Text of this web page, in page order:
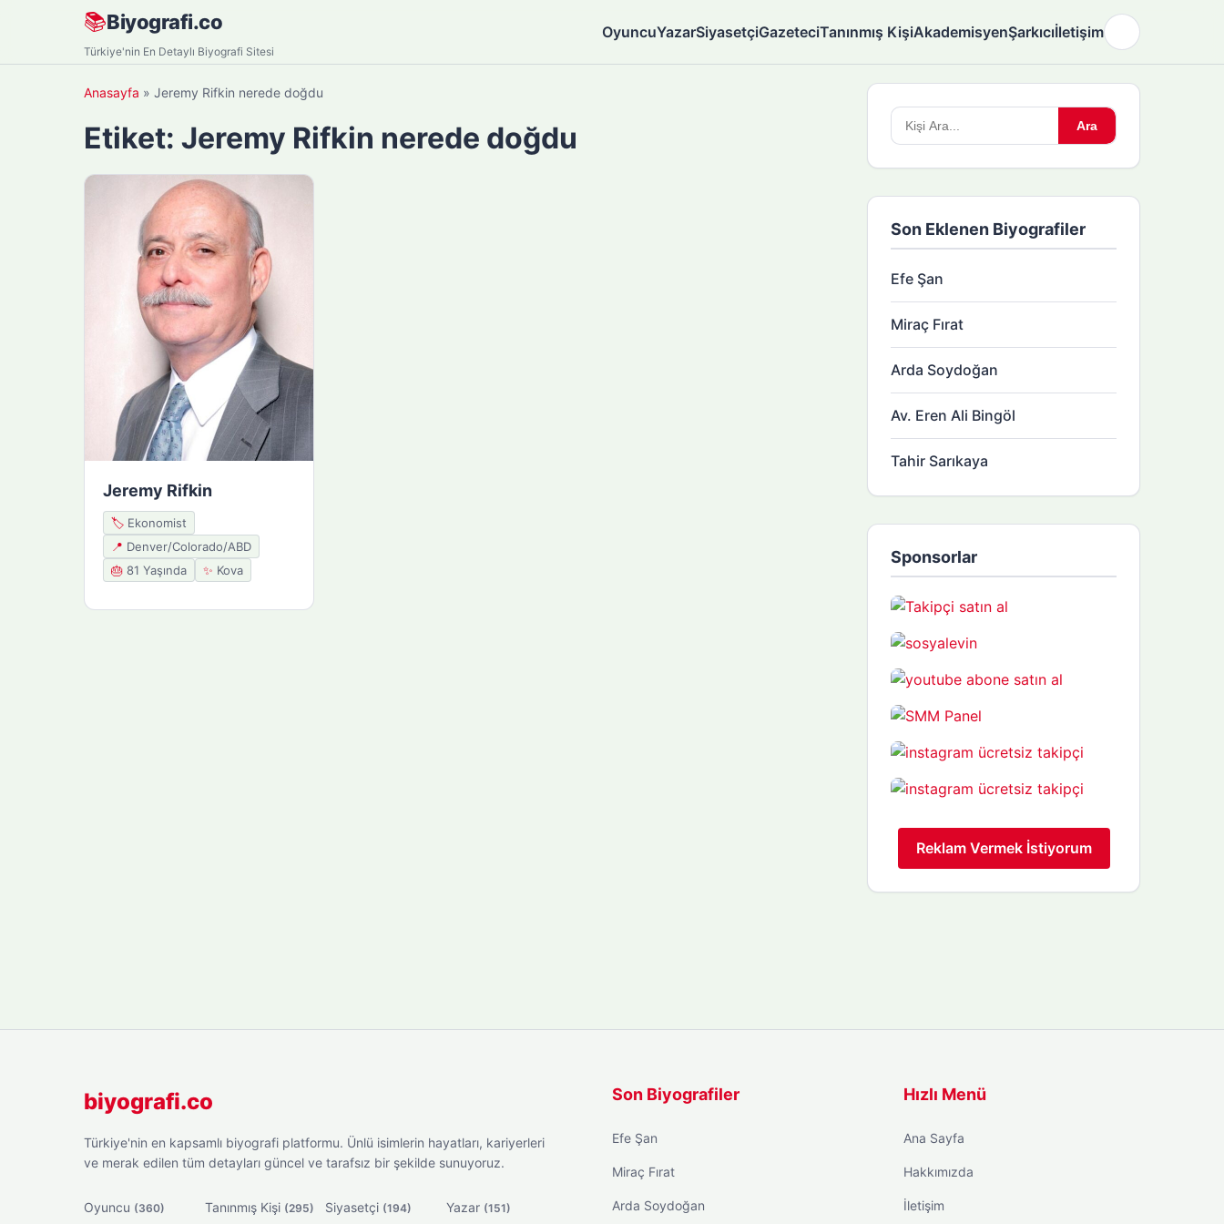
📚Biyografi.co
Türkiye'nin En Detaylı Biyografi Sitesi
OyuncuYazarSiyasetçiGazeteciTanınmış KişiAkademisyenŞarkıcıİletişim
Anasayfa » Jeremy Rifkin nerede doğdu
Etiket: Jeremy Rifkin nerede doğdu
Jeremy Rifkin
🏷️ Ekonomist
📍 Denver/Colorado/ABD
🎂 81 Yaşında ✨ Kova
Arama
yapın:
Ara
Son Eklenen Biyografiler
Efe Şan
Miraç Fırat
Arda Soydoğan
Av. Eren Ali Bingöl
Tahir Sarıkaya
Sponsorlar
Reklam Vermek İstiyorum
biyografi.co
Türkiye'nin en kapsamlı biyografi platformu. Ünlü isimlerin hayatları, kariyerleri
ve merak edilen tüm detayları güncel ve tarafsız bir şekilde sunuyoruz.
Oyuncu (360) Tanınmış Kişi (295) Siyasetçi (194) Yazar (151)
Son Biyografiler
Efe Şan
Miraç Fırat
Arda Soydoğan
Hızlı Menü
Ana Sayfa
Hakkımızda
İletişim